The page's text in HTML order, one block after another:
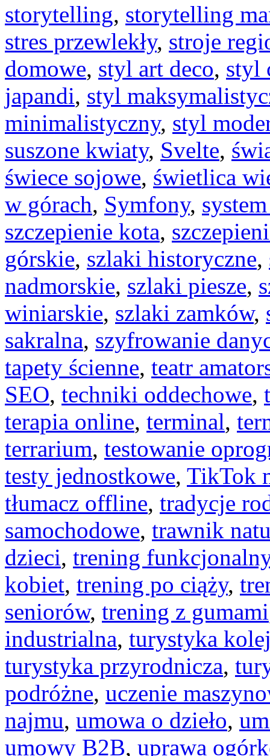
storytelling, storytelling
stres przewlekły, stroje
domowe, styl art deco, styl
japandi, styl
minimalistyczny, styl
suszone kwiaty, Svelte,
świece sojowe, świetlica
w górach, Symfony,
szczepienie kota,
górskie, szlaki historyczne,
nadmorskie, szlaki piesze,
winiarskie, szlaki zamków,
sakralna, szyfrowanie
tapety ścienne, teatr
SEO, techniki oddechowe,
terapia online, terminal,
terrarium, testowanie
testy jednostkowe, TikTok
tłumacz offline, tradycje
samochodowe, trawnik
dzieci, trening funkcjonalny
kobiet, trening po ciąży,
seniorów, trening z gumami
industrialna, turystyka
turystyka przyrodnicza,
podróżne, uczenie
najmu, umowa o dzieło,
umowy B2B, uprawa